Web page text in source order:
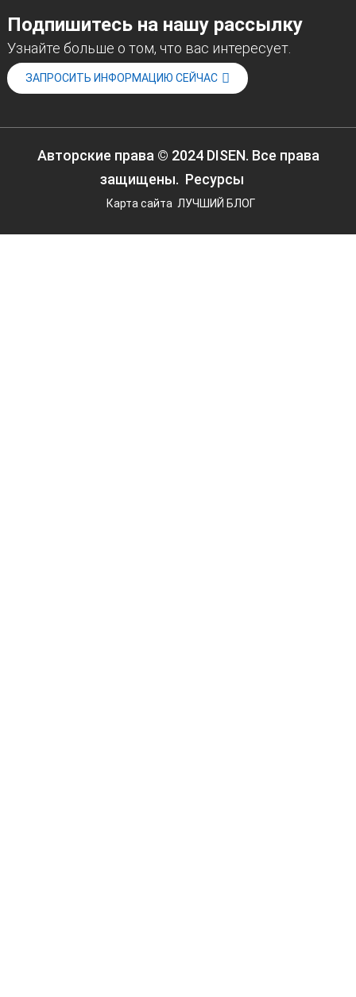
Подпишитесь на нашу рассылку
Узнайте больше о том, что вас интересует.
ЗАПРОСИТЬ ИНФОРМАЦИЮ СЕЙЧАС
Авторские права © 2024 DISEN. Все права
защищены. Ресурсы
Карта сайта ЛУЧШИЙ БЛОГ